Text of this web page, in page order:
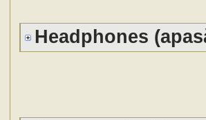
Headphones